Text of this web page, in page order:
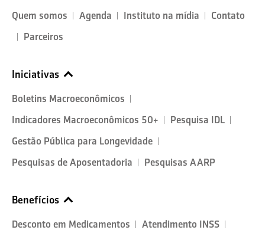
Quem somos Agenda Instituto na mídia
Contato
Parceiros
Iniciativas
Boletins Macroeconômicos
Indicadores Macroeconômicos 50+
Pesquisa IDL
Gestão Pública para Longevidade
Pesquisas de Aposentadoria
Pesquisas AARP
Benefícios
Desconto em Medicamentos
Atendimento INSS